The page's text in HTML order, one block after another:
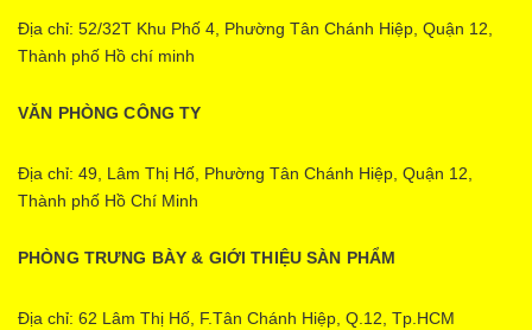
Địa chỉ: 52/32T Khu Phố 4, Phường Tân Chánh Hiệp, Quận 12,
Thành phố Hồ chí minh
VĂN PHÒNG CÔNG TY
Địa chỉ: 49, Lâm Thị Hố, Phường Tân Chánh Hiệp, Quận 12,
Thành phố Hồ Chí Minh
PHÒNG TRƯNG BÀY & GIỚI THIỆU SÀN PHẨM
Địa chỉ: 62 Lâm Thị Hố, F.Tân Chánh Hiệp, Q.12, Tp.HCM